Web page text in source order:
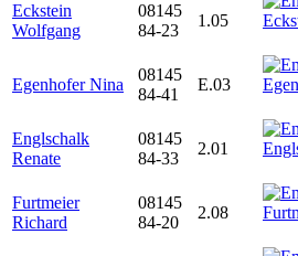
Eckstein
Wolfgang
08145
84-23
1.05
Egenhofer Nina
08145
84-41
E.03
Englschalk
Renate
08145
84-33
2.01
Furtmeier
Richard
08145
84-20
2.08